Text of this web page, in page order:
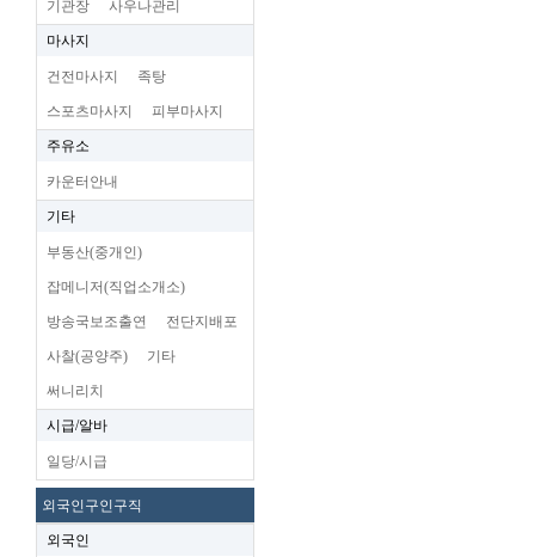
기관장 사우나관리
마사지
건전마사지 족탕
스포츠마사지 피부마사지
주유소
카운터안내
기타
부동산(중개인)
잡메니저(직업소개소)
방송국보조출연 전단지배포
사찰(공양주) 기타
써니리치
시급/알바
일당/시급
외국인구인구직
외국인